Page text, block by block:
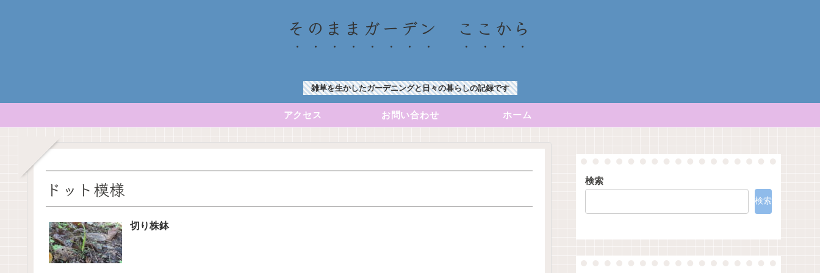
そのままガーデン ここから
雑草を生かしたガーデニングと日々の暮らしの記録です
アクセス お問い合わせ ホーム
ドット模様
切り株鉢
検索
検索